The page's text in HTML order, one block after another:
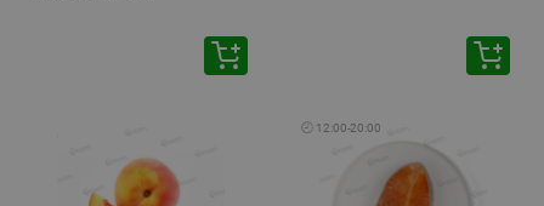
🕘 12:00-20:00